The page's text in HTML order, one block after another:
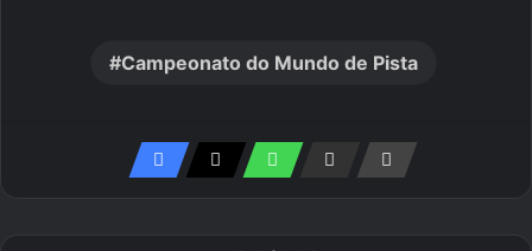
Campeonato do Mundo de Pista